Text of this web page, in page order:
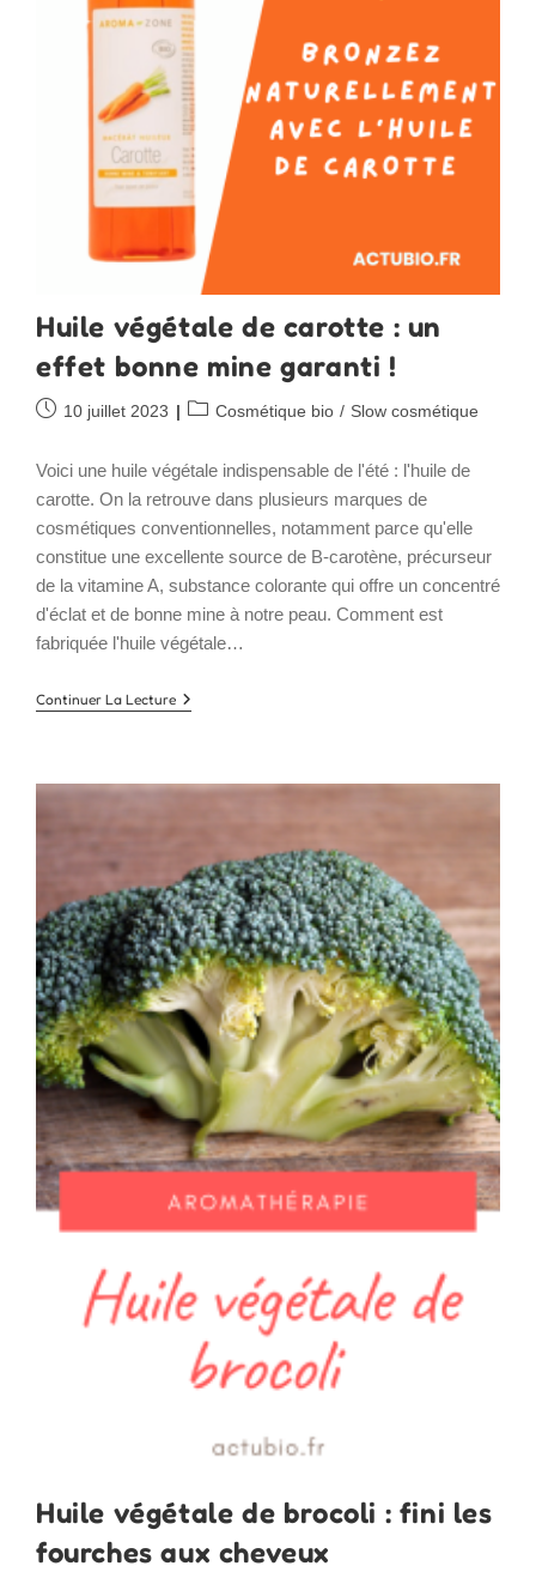
Huile végétale de carotte : un
effet bonne mine garanti !
Publication
10 juillet 2023
PostCosmétique bio / Slow cosmétique
Voici une huile végétale indispensable de l'été : l'huile de
carotte. On la retrouve dans plusieurs marques de
cosmétiques conventionnelles, notamment parce qu'elle
constitue une excellente source de B-carotène, précurseur
de la vitamine A, substance colorante qui offre un concentré
d'éclat et de bonne mine à notre peau. Comment est
fabriquée l'huile végétale…
Continuer La LectureHuile
Végétale
Un
Garanti
!
Huile végétale de brocoli : fini les
fourches aux cheveux